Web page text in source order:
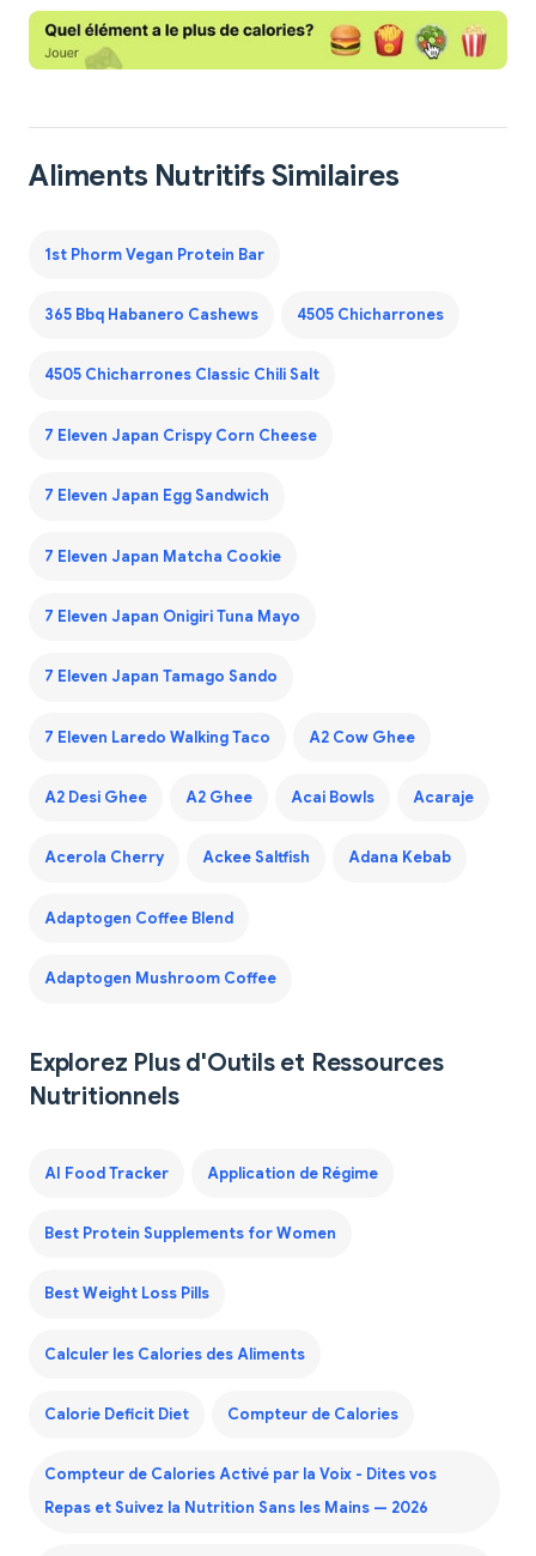
Aliments Nutritifs Similaires
1st Phorm Vegan Protein Bar
365 Bbq Habanero Cashews 4505 Chicharrones
4505 Chicharrones Classic Chili Salt
7 Eleven Japan Crispy Corn Cheese
7 Eleven Japan Egg Sandwich
7 Eleven Japan Matcha Cookie
7 Eleven Japan Onigiri Tuna Mayo
7 Eleven Japan Tamago Sando
7 Eleven Laredo Walking Taco A2 Cow Ghee
A2 Desi Ghee A2 Ghee Acai Bowls Acaraje
Acerola Cherry Ackee Saltfish Adana Kebab
Adaptogen Coffee Blend
Adaptogen Mushroom Coffee
Explorez Plus d'Outils et Ressources
Nutritionnels
AI Food Tracker Application de Régime
Best Protein Supplements for Women
Best Weight Loss Pills
Calculer les Calories des Aliments
Calorie Deficit Diet Compteur de Calories
Compteur de Calories Activé par la Voix - Dites vos
Repas et Suivez la Nutrition Sans les Mains — 2026